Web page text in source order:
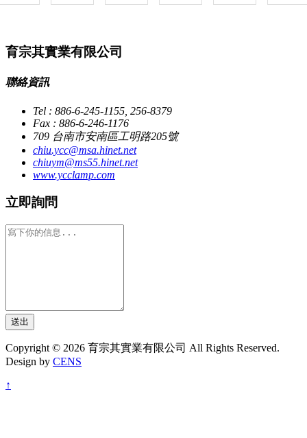
育宗其實業有限公司
聯絡資訊
Tel : 886-6-245-1155, 256-8379
Fax : 886-6-246-1176
709 台南市安南區工明路205號
chiu.ycc@msa.hinet.net
chiuym@ms55.hinet.net
www.ycclamp.com
立即詢問
送出
Copyright © 2026 育宗其實業有限公司 All Rights Reserved.
Design by CENS
↑